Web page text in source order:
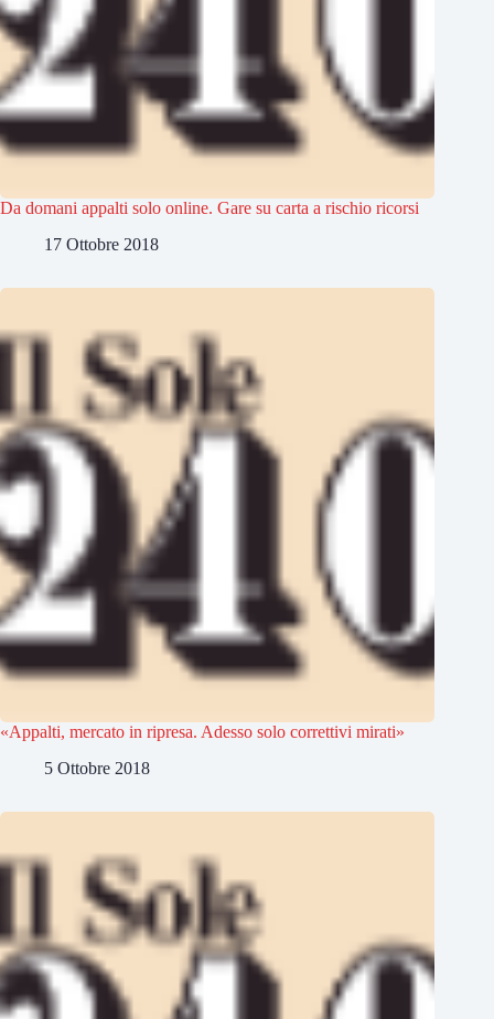
Da domani appalti solo online. Gare su carta a rischio ricorsi
17 Ottobre 2018
«Appalti, mercato in ripresa. Adesso solo correttivi mirati»
5 Ottobre 2018